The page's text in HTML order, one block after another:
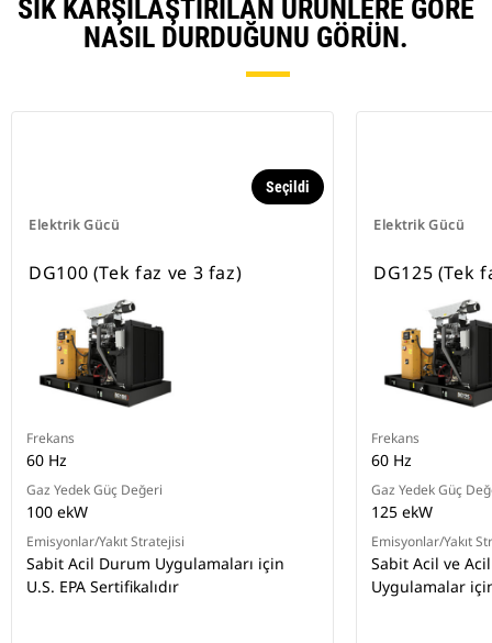
SIK KARŞILAŞTIRILAN ÜRÜNLERE GÖRE
NASIL DURDUĞUNU GÖRÜN.
Elektrik Gücü
Seçildi
DG100 (Tek faz ve 3 faz)
Frekans
60 Hz
Gaz Yedek Güç Değeri
100 ekW
Emisyonlar/Yakıt Stratejisi
Sabit Acil Durum Uygulamaları için
U.S. EPA Sertifikalıdır
Elektrik Gücü
DG125 (Tek
Frekans
60 Hz
Gaz Yedek Güç
125 ekW
Emisyonlar/Yakıt
Sabit Acil ve
Uygulamalar